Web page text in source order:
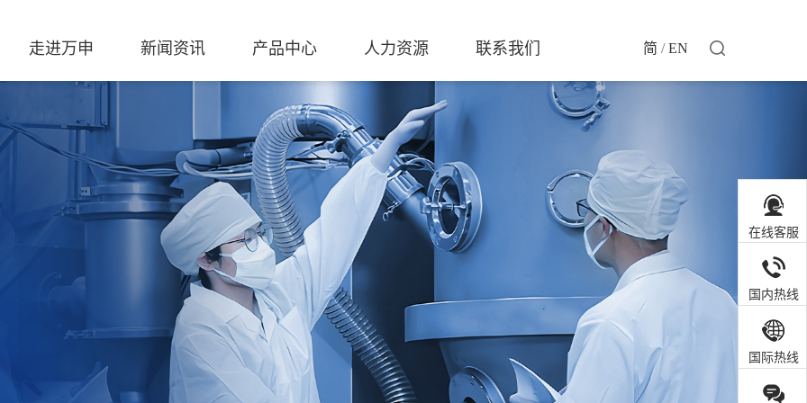
简 /EN
走进万申 新闻资讯 产品中心 人力资源 联系我们
在线客服
国内热线
国际热线